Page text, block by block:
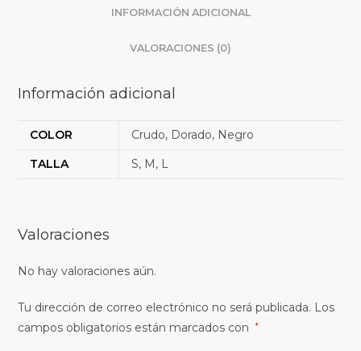
INFORMACIÓN ADICIONAL
VALORACIONES (0)
Información adicional
COLOR
Crudo, Dorado, Negro
TALLA
S, M, L
Valoraciones
No hay valoraciones aún.
Tu dirección de correo electrónico no será publicada. Los
campos obligatorios están marcados con
*